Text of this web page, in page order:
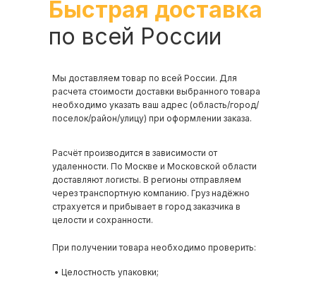
Быстрая доставка
по всей России
Мы доставляем товар по всей России. Для
расчета стоимости доставки выбранного товара
необходимо указать ваш адрес (область/город/
поселок/район/улицу) при оформлении заказа.
Расчёт производится в зависимости от
удаленности. По Москве и Московской области
доставляют логисты. В регионы отправляем
через транспортную компанию. Груз надёжно
страхуется и прибывает в город заказчика в
целости и сохранности.
При получении товара необходимо проверить:
• Целостность упаковки;